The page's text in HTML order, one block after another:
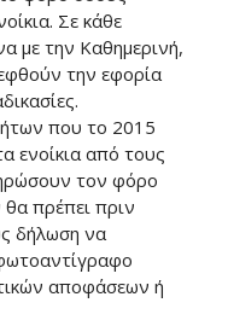
Σε κάθε
με την Καθημερινή,
την εφορία
που το 2015
ενοίκια από τους
τον φόρο
πρέπει πριν
δήλωση να
αποφάσεων ή